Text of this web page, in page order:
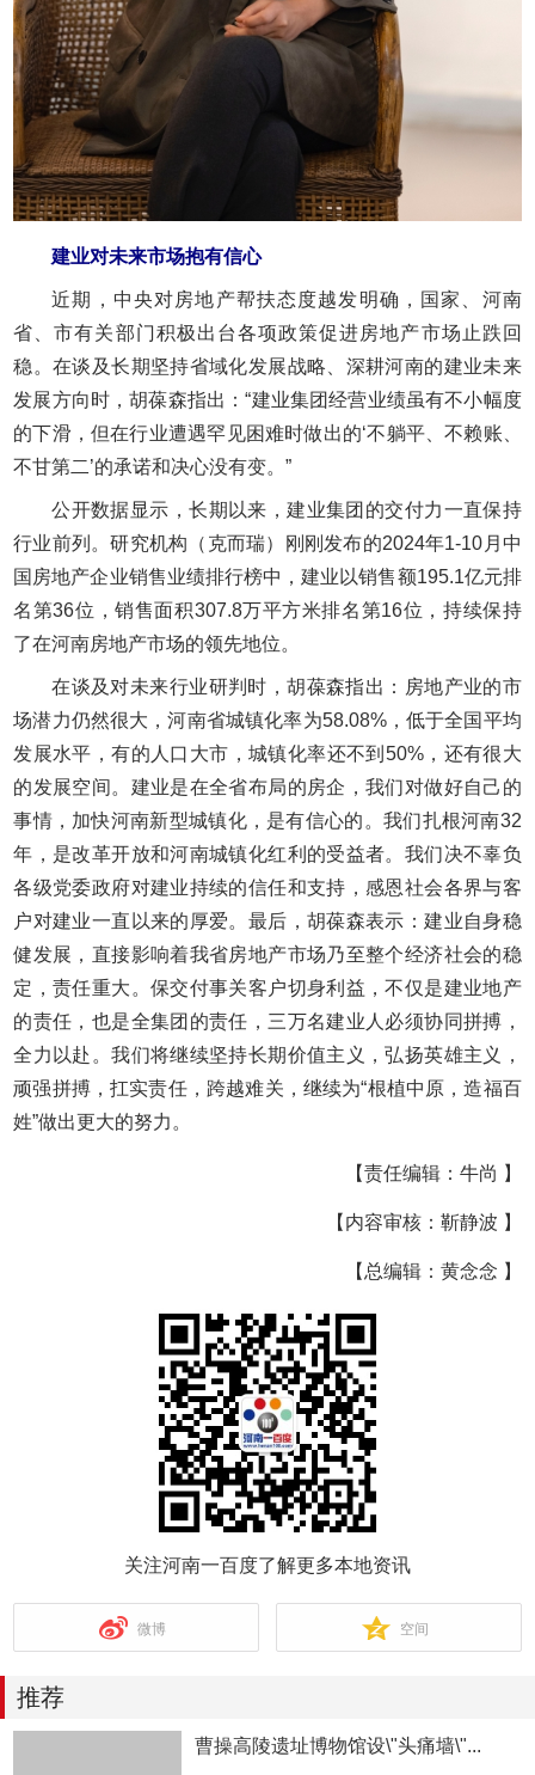
建业对未来市场抱有信心
近期，中央对房地产帮扶态度越发明确，国家、河南
省、市有关部门积极出台各项政策促进房地产市场止跌回
稳。在谈及长期坚持省域化发展战略、深耕河南的建业未来
发展方向时，胡葆森指出：“建业集团经营业绩虽有不小幅度
的下滑，但在行业遭遇罕见困难时做出的‘不躺平、不赖账、
不甘第二’的承诺和决心没有变。”
公开数据显示，长期以来，建业集团的交付力一直保持
行业前列。研究机构（克而瑞）刚刚发布的2024年1-10月中
国房地产企业销售业绩排行榜中，建业以销售额195.1亿元排
名第36位，销售面积307.8万平方米排名第16位，持续保持
了在河南房地产市场的领先地位。
在谈及对未来行业研判时，胡葆森指出：房地产业的市
场潜力仍然很大，河南省城镇化率为58.08%，低于全国平均
发展水平，有的人口大市，城镇化率还不到50%，还有很大
的发展空间。建业是在全省布局的房企，我们对做好自己的
事情，加快河南新型城镇化，是有信心的。我们扎根河南32
年，是改革开放和河南城镇化红利的受益者。我们决不辜负
各级党委政府对建业持续的信任和支持，感恩社会各界与客
户对建业一直以来的厚爱。最后，胡葆森表示：建业自身稳
健发展，直接影响着我省房地产市场乃至整个经济社会的稳
定，责任重大。保交付事关客户切身利益，不仅是建业地产
的责任，也是全集团的责任，三万名建业人必须协同拼搏，
全力以赴。我们将继续坚持长期价值主义，弘扬英雄主义，
顽强拼搏，扛实责任，跨越难关，继续为“根植中原，造福百
姓”做出更大的努力。
【责任编辑：牛尚 】
【内容审核：靳静波 】
【总编辑：黄念念 】
关注河南一百度了解更多本地资讯
微博 空间
推荐
曹操高陵遗址博物馆设\"头痛墙\"...